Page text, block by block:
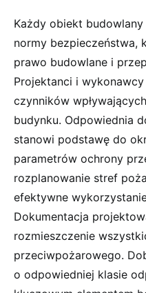
Każdy obiekt budowlany
normy bezpieczeństwa,
prawo budowlane i
Projektanci i
czynników
budynku. Odpowiednia
stanowi podstawę do
parametrów ochrony
rozplanowanie stref
efektywne
Dokumentacja
rozmieszczenie
przeciwpożarowego.
o odpowiedniej klasie